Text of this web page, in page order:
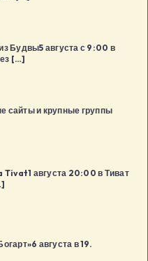
Будвы5 августа с 9:00 в
[…]
сайты и крупные группы
августа 20:00 в Тиват
августа в 19.